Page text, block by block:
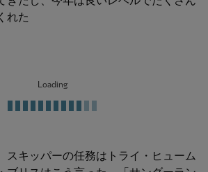
れた
Loading
スキッパーの任務はトライ・ヒューム